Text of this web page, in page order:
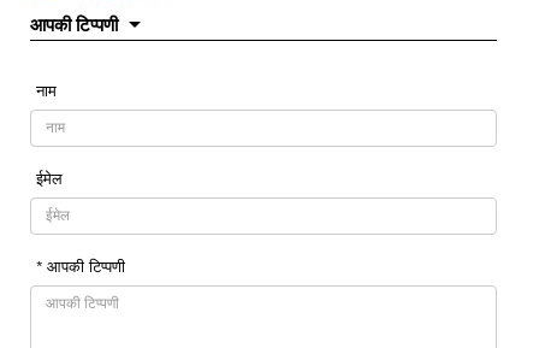
आपकी टिप्पणी
नाम
ईमेल
* आपकी टिप्पणी